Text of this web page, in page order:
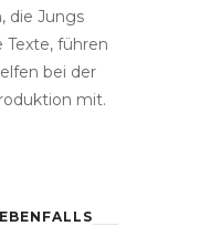
die Jungs
Texte, führen
bei der
mit.